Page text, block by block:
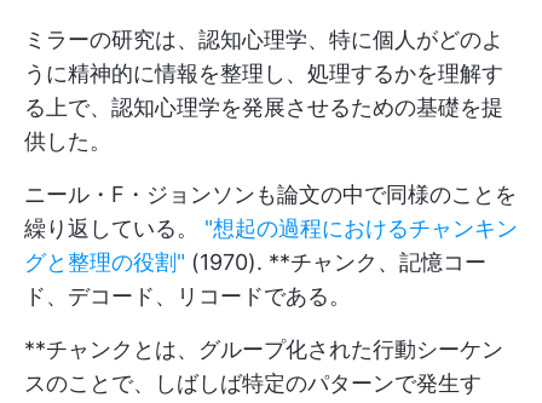
ミラーの研究は、認知心理学、特に個人がどのよ
うに精神的に情報を整理し、処理するかを理解す
る上で、認知心理学を発展させるための基礎を提
供した。
ニール・F・ジョンソンも論文の中で同様のことを
繰り返している。 "想起の過程におけるチャンキン
グと整理の役割" (1970). **チャンク、記憶コー
ド、デコード、リコードである。
**チャンクとは、グループ化された行動シーケン
スのことで、しばしば特定のパターンで発生す